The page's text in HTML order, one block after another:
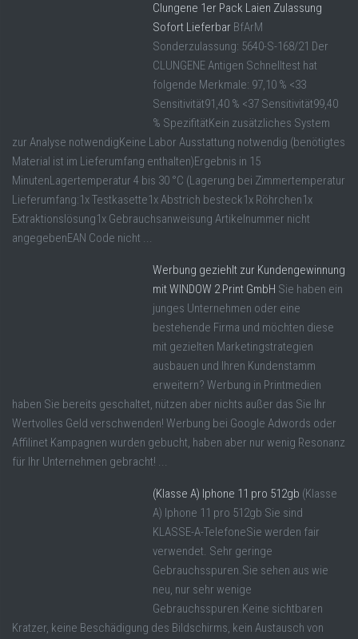
Clungene 1er Pack Laien Zulassung
Sofort Lieferbar BfArM
Sonderzulassung: 5640-S-168/21 Der
CLUNGENE Antigen Schnelltest hat
folgende Merkmale: 97,10 % <33
Sensitivität91,40 % <37 Sensitivität99,40
% SpezifitätKein zusätzliches System
zur Analyse notwendigKeine Labor Ausstattung notwendig (benötigtes
Material ist im Lieferumfang enthalten)Ergebnis in 15
MinutenLagertemperatur 4 bis 30 °C (Lagerung bei Zimmertemperatur
Lieferumfang:1x Testkasette1x Abstrich besteck1x Röhrchen1x
Extraktionslösung1x Gebrauchsanweisung Artikelnummer nicht
angegebenEAN Code nicht ...
Werbung geziehlt zur Kundengewinnung
mit WINDOW 2 Print GmbH Sie haben ein
junges Unternehmen oder eine
bestehende Firma und möchten diese
mit gezielten Marketingstrategien
ausbauen und Ihren Kundenstamm
erweitern? Werbung in Printmedien
haben Sie bereits geschaltet, nützen aber nichts außer das Sie Ihr
Wertvolles Geld verschwenden! Werbung bei Google Adwords oder
Affilinet Kampagnen wurden gebucht, haben aber nur wenig Resonanz
für Ihr Unternehmen gebracht! ...
(Klasse A) Iphone 11 pro 512gb (Klasse
A) Iphone 11 pro 512gb Sie sind
KLASSE-A-TelefoneSie werden fair
verwendet. Sehr geringe
Gebrauchsspuren.Sie sehen aus wie
neu, nur sehr wenige
Gebrauchsspuren.Keine sichtbaren
Kratzer, keine Beschädigung des Bildschirms, kein Austausch von